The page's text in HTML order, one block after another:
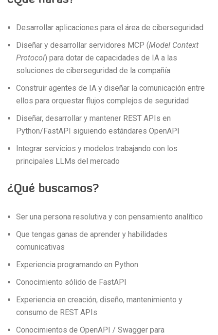
Desarrollar aplicaciones para el área de ciberseguridad
Diseñar y desarrollar servidores MCP (Model Context
Protocol) para dotar de capacidades de IA a las
soluciones de ciberseguridad de la compañía
Construir agentes de IA y diseñar la comunicación entre
ellos para orquestar flujos complejos de seguridad
Diseñar, desarrollar y mantener REST APIs en
Python/FastAPI siguiendo estándares OpenAPI
Integrar servicios y modelos trabajando con los
principales LLMs del mercado
¿Qué buscamos?
Ser una persona resolutiva y con pensamiento analítico
Que tengas ganas de aprender y habilidades
comunicativas
Experiencia programando en Python
Conocimiento sólido de FastAPI
Experiencia en creación, diseño, mantenimiento y
consumo de REST APIs
Conocimientos de OpenAPI / Swagger para